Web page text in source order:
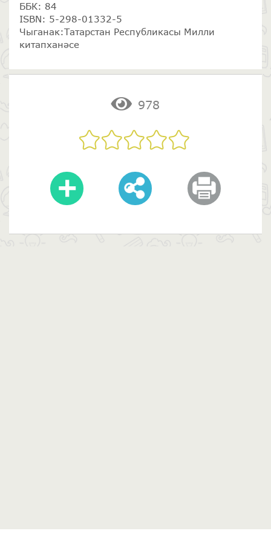
ББК: 84
ISBN: 5-298-01332-5
Чыганак:Татарстан Республикасы Милли
китапханәсе
978